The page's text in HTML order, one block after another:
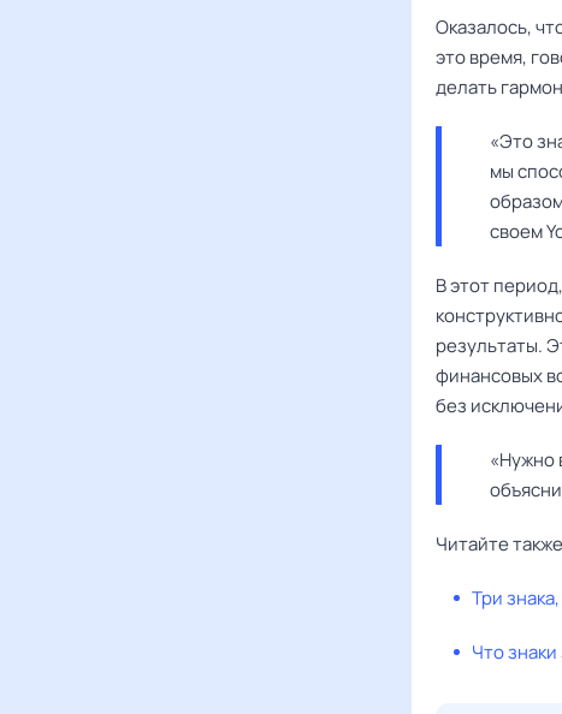
Оказалось,
это время,
делать
«Это
мы
своем
В этот
результаты.
финансовых
без
«Нужно
Читайте
Три
Что